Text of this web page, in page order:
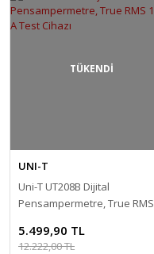
TÜKENDİ
UNI-T
Uni-T UT208B Dijital
Pensampermetre, True RMS
5.499,90 TL
12.222,00 TL